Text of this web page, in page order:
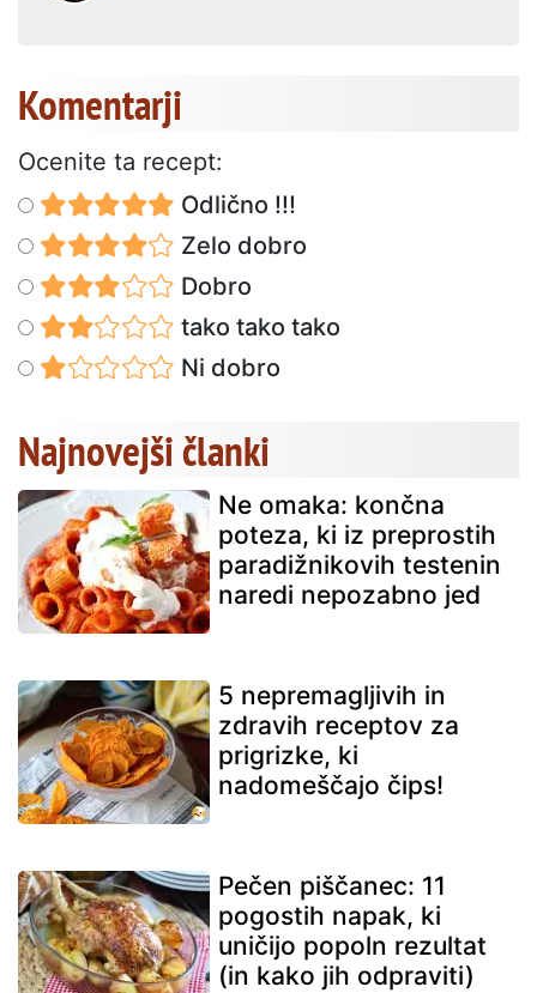
Komentarji
Ocenite ta recept:
Odlično !!!
Zelo dobro
Dobro
tako tako tako
Ni dobro
Najnovejši članki
Ne omaka: končna
poteza, ki iz preprostih
paradižnikovih testenin
naredi nepozabno jed
5 nepremagljivih in
zdravih receptov za
prigrizke, ki
nadomeščajo čips!
Pečen piščanec: 11
pogostih napak, ki
uničijo popoln rezultat
(in kako jih odpraviti)